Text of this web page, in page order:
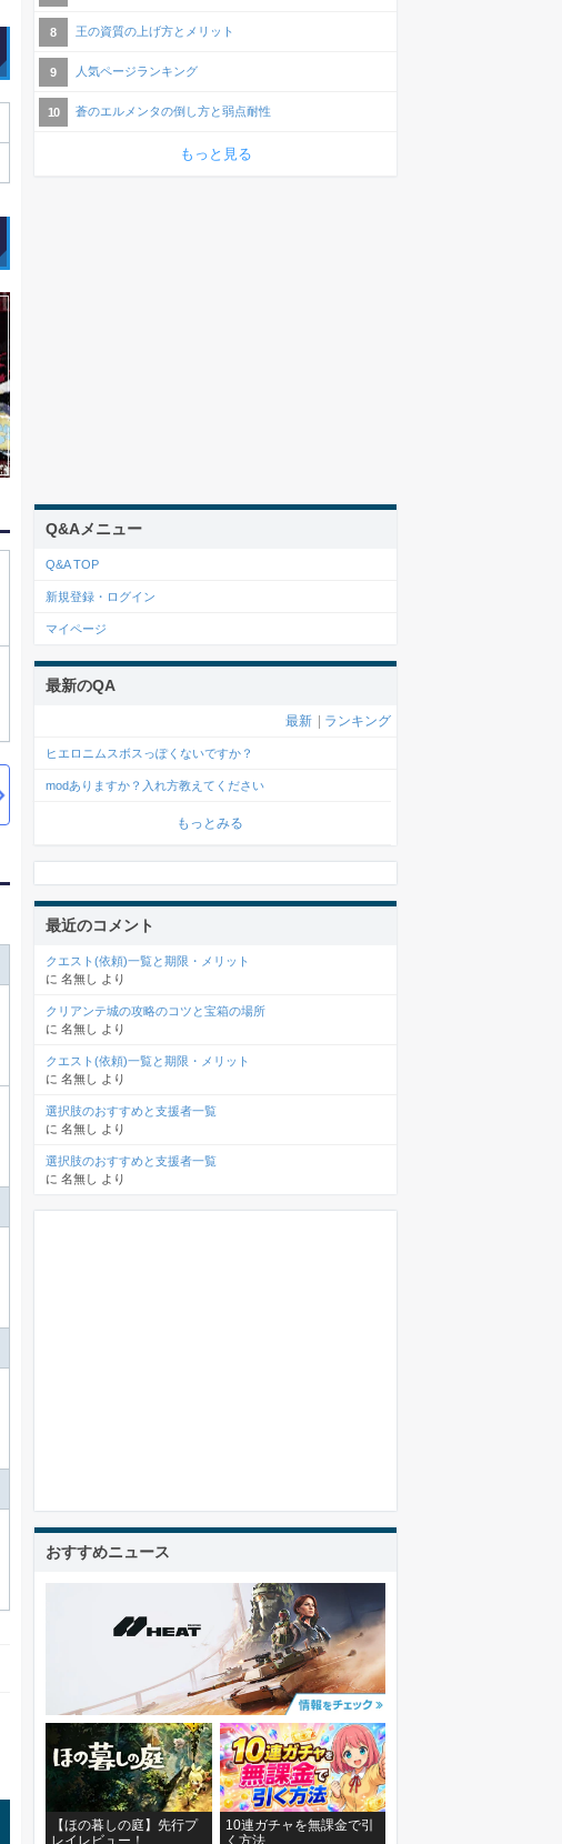
王の資質の上げ方とメリット
人気ページランキング
蒼のエルメンタの倒し方と弱点耐性
もっと見る
Q&Aメニュー
Q&A TOP
新規登録・ログイン
マイページ
最新のQA
最新 ランキング
ヒエロニムスボスっぽくないですか？
modありますか？入れ方教えてください
もっとみる
最近のコメント
クエスト(依頼)一覧と期限・メリット
に 名無し より
クリアンテ城の攻略のコツと宝箱の場所
に 名無し より
クエスト(依頼)一覧と期限・メリット
に 名無し より
選択肢のおすすめと支援者一覧
に 名無し より
選択肢のおすすめと支援者一覧
に 名無し より
おすすめニュース
【ほの暮しの庭】先行プ
レイレビュー！
10連ガチャを無課金で引
く方法